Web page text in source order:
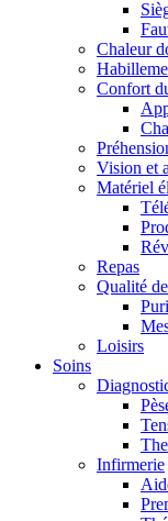
Chaleur
Confort
Vision et
Matériel
Repas
Qualité
Loisirs
Soins
Infirmerie